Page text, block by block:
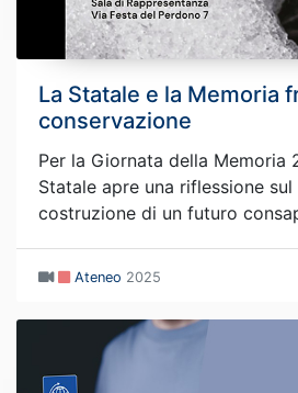
La Statale e la Memoria
conservazione
Per la Giornata della Memoria
Statale apre una riflessione
costruzione di un futuro
Ateneo 2025